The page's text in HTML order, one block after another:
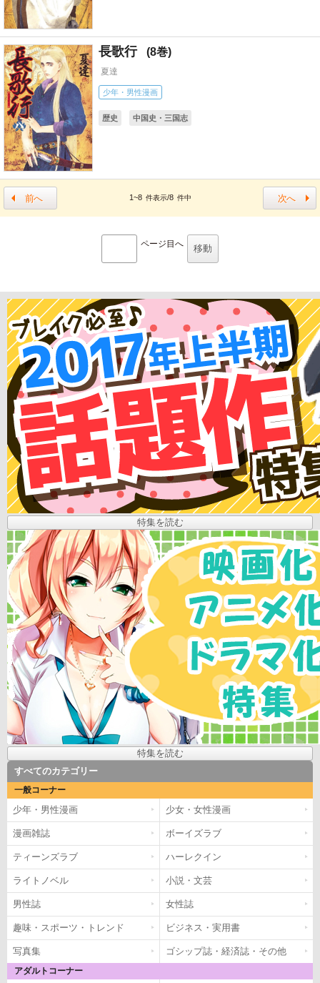
長歌行 8
夏達
少年・男性漫画
歴史 中国史・三国志
前へ 1~8 件表示/8 件中 次へ
ページ目へ
特集を読む
特集を読む
すべてのカテゴリー
一般コーナー
少年・男性漫画 少女・女性漫画
漫画雑誌 ボーイズラブ
ティーンズラブ ハーレクイン
ライトノベル 小説・文芸
男性誌 女性誌
趣味・スポーツ・トレンド ビジネス・実用書
写真集 ゴシップ誌・経済誌・その他
アダルトコーナー